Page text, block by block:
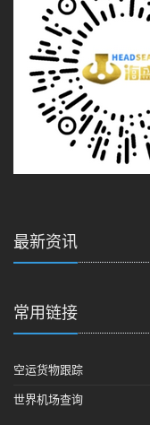
最新资讯
常用链接
空运货物跟踪
世界机场查询